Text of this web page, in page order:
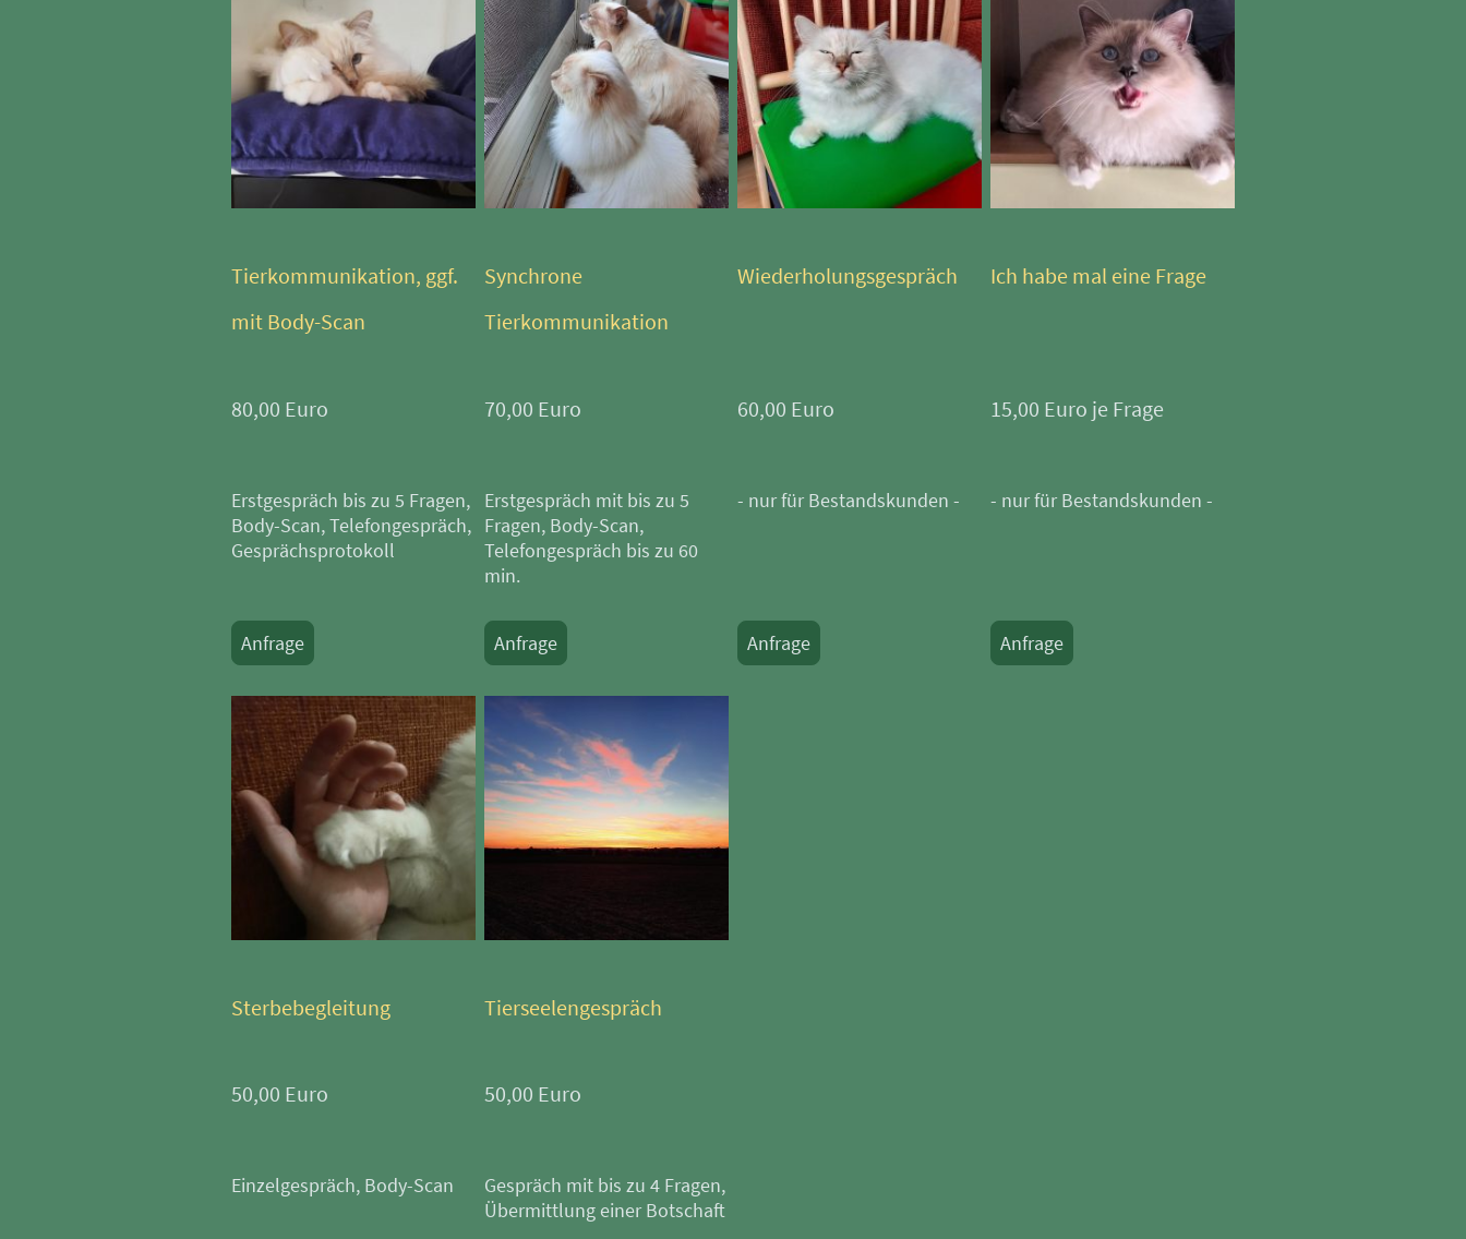
Tierkommunikation, ggf.
mit Body-Scan
80,00 Euro
Erstgespräch bis zu 5 Fragen,
Body-Scan, Telefongespräch,
Gesprächsprotokoll
Anfrage
Synchrone
Tierkommunikation
70,00 Euro
Erstgespräch mit bis zu 5
Fragen, Body-Scan,
Telefongespräch bis zu 60
min.
Anfrage
Wiederholungsgespräch
60,00 Euro
- nur für Bestandskunden -
Anfrage
Ich habe mal eine Frage
15,00 Euro je Frage
- nur für Bestandskunden -
Anfrage
Sterbebegleitung
50,00 Euro
Einzelgespräch, Body-Scan
Tierseelengespräch
50,00 Euro
Gespräch mit bis zu 4 Fragen,
Übermittlung einer Botschaft